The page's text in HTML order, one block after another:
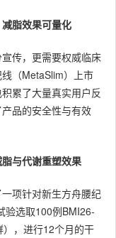
脂效果可量化
传，更需要权威临床
（MetaSlim）上市
累了大量真实用户反
品的安全性与有效
脂与代谢重塑效果
项针对新生方舟腰纪
验选取100例BMI26-
，进行12个月的干